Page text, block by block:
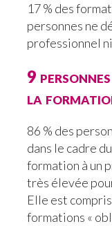
17 % des
personnes ne
professionnel
9
la
86 % des
dans le cadre
formation à un
très élevée
Elle est
formations «